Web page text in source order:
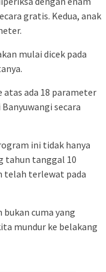
gratis. Kedua, anak
mulai dicek pada
atas ada 18 parameter
secara
ini tidak hanya
tahun tanggal 10
telah terlewat pada
bukan cuma yang
mundur ke belakang